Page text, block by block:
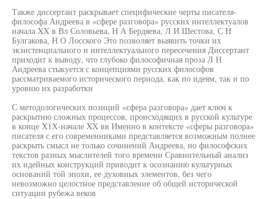
Также диссертант раскрывает специфические черты писателя-
философа Андреева в «сфере разговора» русских интеллектуалов
начала XX в Вл Соловьева, Н А Бердяева, Л И Шестова, С Н
Булгакова, Н О Лосского Это позволяет выявить точки их
экзистенциального и интеллектуального пересечения Диссертант
приходит к выводу, что глубоко философичная проза Л Н
Андреева стыкуется с концепциями русских философов
рассматриваемого исторического периода, как по идеям, так и по
уровню их разработки
С методологических позиций «сфера разговора» дает ключ к
раскрытию сложных процессов, происходящих в русской культуре
в конце Х1Х-начале XX вв Именно в контексте «сферы разговора»
писателя с его современниками представляется возможным полнее
раскрыть смысл не только сочинений Андреева, но философских
текстов разных мыслителей того времени Сравнительный анализ
их идейных конструкций приводит к осознанию культурных
оснований той эпохи, ее духовных элементов, без чего
невозможно целостное представление об общей исторической
ситуации рубежа веков